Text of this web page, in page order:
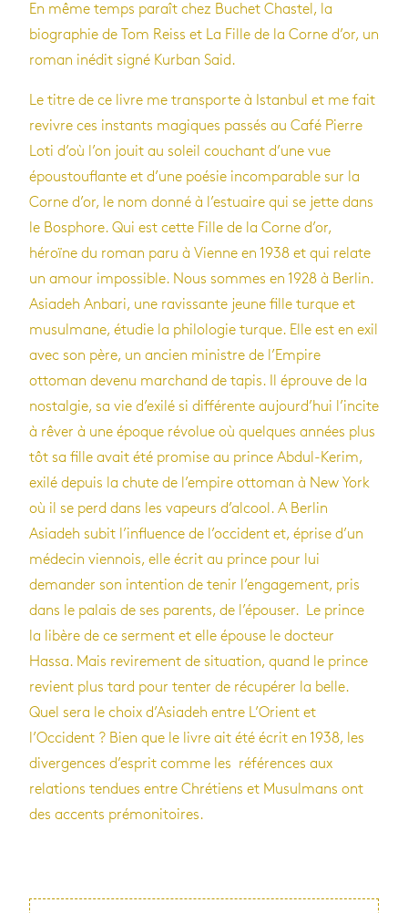
En même temps paraît chez Buchet Chastel, la
biographie de Tom Reiss et La Fille de la Corne d’or, un
roman inédit signé Kurban Said.
Le titre de ce livre me transporte à Istanbul et me fait
revivre ces instants magiques passés au Café Pierre
Loti d’où l’on jouit au soleil couchant d’une vue
époustouflante et d’une poésie incomparable sur la
Corne d’or, le nom donné à l’estuaire qui se jette dans
le Bosphore. Qui est cette Fille de la Corne d’or,
héroïne du roman paru à Vienne en 1938 et qui relate
un amour impossible. Nous sommes en 1928 à Berlin.
Asiadeh Anbari, une ravissante jeune fille turque et
musulmane, étudie la philologie turque. Elle est en exil
avec son père, un ancien ministre de l’Empire
ottoman devenu marchand de tapis. Il éprouve de la
nostalgie, sa vie d’exilé si différente aujourd’hui l’incite
à rêver à une époque révolue où quelques années plus
tôt sa fille avait été promise au prince Abdul-Kerim,
exilé depuis la chute de l’empire ottoman à New York
où il se perd dans les vapeurs d’alcool. A Berlin
Asiadeh subit l’influence de l’occident et, éprise d’un
médecin viennois, elle écrit au prince pour lui
demander son intention de tenir l’engagement, pris
dans le palais de ses parents, de l’épouser. Le prince
la libère de ce serment et elle épouse le docteur
Hassa. Mais revirement de situation, quand le prince
revient plus tard pour tenter de récupérer la belle.
Quel sera le choix d’Asiadeh entre L’Orient et
l’Occident ? Bien que le livre ait été écrit en 1938, les
divergences d’esprit comme les références aux
relations tendues entre Chrétiens et Musulmans ont
des accents prémonitoires.